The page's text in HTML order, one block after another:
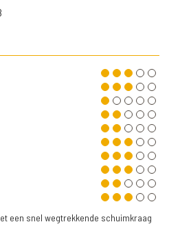
een snel wegtrekkende schuimkraag